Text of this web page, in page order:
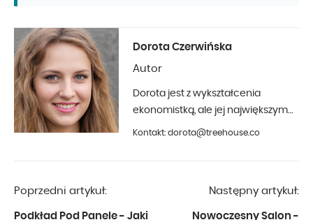
Dorota Czerwińska
Autor
Dorota jest z wykształcenia
ekonomistką, ale jej największym
hobby jest fotografia i aranżacja
od początku 2019 roku.
Kontakt: dorota@treehouse.co
Poprzedni artykuł:
Podkład Pod Panele - Jaki
Następny artykuł:
Nowoczesny Salon -